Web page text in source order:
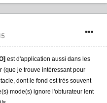
est d'application aussi dans les
(que je trouve intéressant pour
dont le fond est très souvent
mode(s) ignore l'obturateur lent